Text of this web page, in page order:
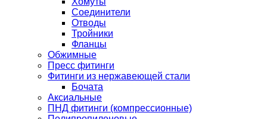
Соединители
Отводы
Тройники
Фланцы
Обжимные
Пресс фитинги
Фитинги из нержавеющей стали
Бочата
Аксиальные
ПНД фитинги (компрессионные)